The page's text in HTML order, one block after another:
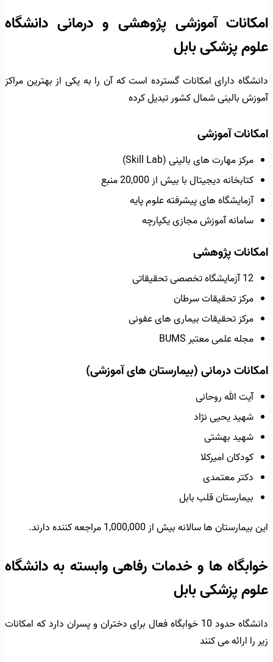
امکانات آموزشی پژوهشی و درمانی دانشگاه
علوم پزشکی بابل
دانشگاه دارای امکانات گسترده است که آن را به یکی از بهترین مراکز
آموزش بالینی شمال کشور تبدیل کرده
امکانات آموزشی
مرکز مهارت های بالینی (Skill Lab)
کتابخانه دیجیتال با بیش از 20,000 منبع
آزمایشگاه های پیشرفته علوم پایه
سامانه آموزش مجازی یکپارچه
امکانات پژوهشی
12 آزمایشگاه تخصصی تحقیقاتی
مرکز تحقیقات سرطان
مرکز تحقیقات بیماری های عفونی
مجله علمی معتبر BUMS
امکانات درمانی (بیمارستان های آموزشی)
آیت الله روحانی
شهید یحیی نژاد
شهید بهشتی
کودکان امیرکلا
دکتر معتمدی
بیمارستان قلب بابل
این بیمارستان ها سالانه بیش از 1,000,000 مراجعه کننده دارند.
خوابگاه ها و خدمات رفاهی وابسته به دانشگاه
علوم پزشکی بابل
دانشگاه حدود 10 خوابگاه فعال برای دختران و پسران دارد که امکانات
زیر را ارائه می کنند